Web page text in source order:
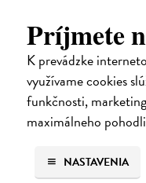
Príjmete
K prevádzke
využívame cookies
funkčnosti,
maximálneho
NASTAVENIA
Dodávateľ nemá titul
13,29 €
13,99 € ?